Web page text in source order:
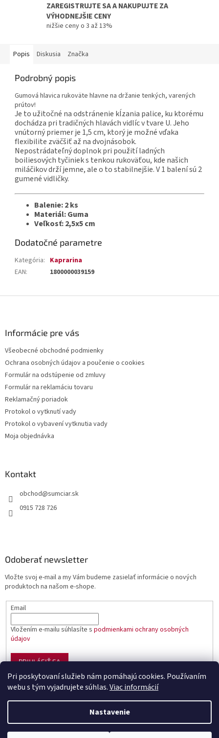
Pri poskytovaní služieb nám pomáhajú cookies. Používaním
webu s tým vyjadrujete súhlas.Viac informácií
Nastavenie
ZAREGISTRUJTE SA A NAKUPUJTE ZA
VÝHODNEJŠIE CENY
nižšie ceny o 3 až 13%
Popis Diskusia Značka
Podrobný popis
Gumová hlavica rukoväte hlavne na držanie tenkých, varených
prútov!
Je to užitočné na odstránenie kĺzania palice, ku ktorému
dochádza pri tradičných hlavách vidlíc v tvare U. Jeho
vnútorný priemer je 1,5 cm, ktorý je možné vďaka
flexibilite zväčšiť až na dvojnásobok.
Nepostrádateľný doplnok pri použití ladných
boiliesových tyčiniek s tenkou rukoväťou, kde našich
miláčikov drží jemne, ale o to stabilnejšie. V 1 balení sú 2
gumené vidličky.
Balenie: 2 ks
Materiál: Guma
Veľkosť: 2,5x5 cm
Dodatočné parametre
Kategória: Kaprarina
EAN: 1800000039159
Informácie pre vás
Všeobecné obchodné podmienky
Ochrana osobných údajov a poučenie o cookies
Formulár na odstúpenie od zmluvy
Formulár na reklamáciu tovaru
Reklamačný poriadok
Protokol o vytknutí vady
Protokol o vybavení vytknutia vady
Moja objednávka
Kontakt
obchod@sumciar.sk
0915 728 726
Odoberať newsletter
Vložte svoj e-mail a my Vám budeme zasielať informácie o nových
produktoch na našom e-shope.
Email
Vložením e-mailu súhlasíte s podmienkami ochrany osobných
údajov
PRIHLÁSIŤ SA
Copyright 2026Sumciar - rybárske potreby. Všetky práva